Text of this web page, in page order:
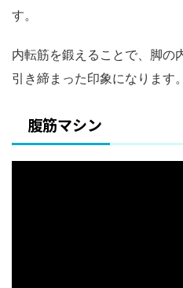
す。
内転筋を鍛えることで、脚の
引き締まった印象になります。
腹筋マシン